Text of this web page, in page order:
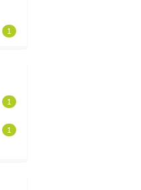
1
1
1